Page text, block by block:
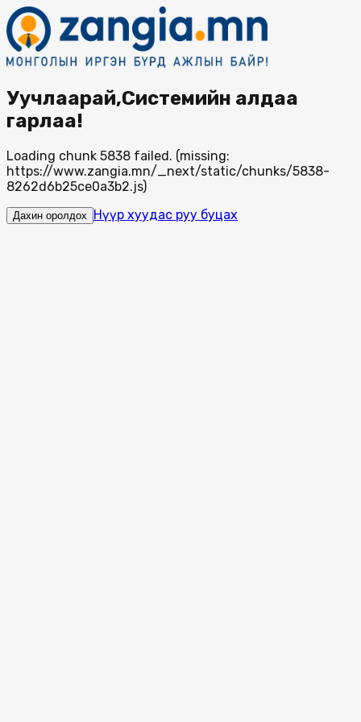
Уучлаарай,Системийн алдаа
гарлаа!
Loading chunk 5838 failed. (missing:
https://www.zangia.mn/_next/static/chunks/5838-
8262d6b25ce0a3b2.js)
Дахин оролдох Нүүр хуудас руу буцах